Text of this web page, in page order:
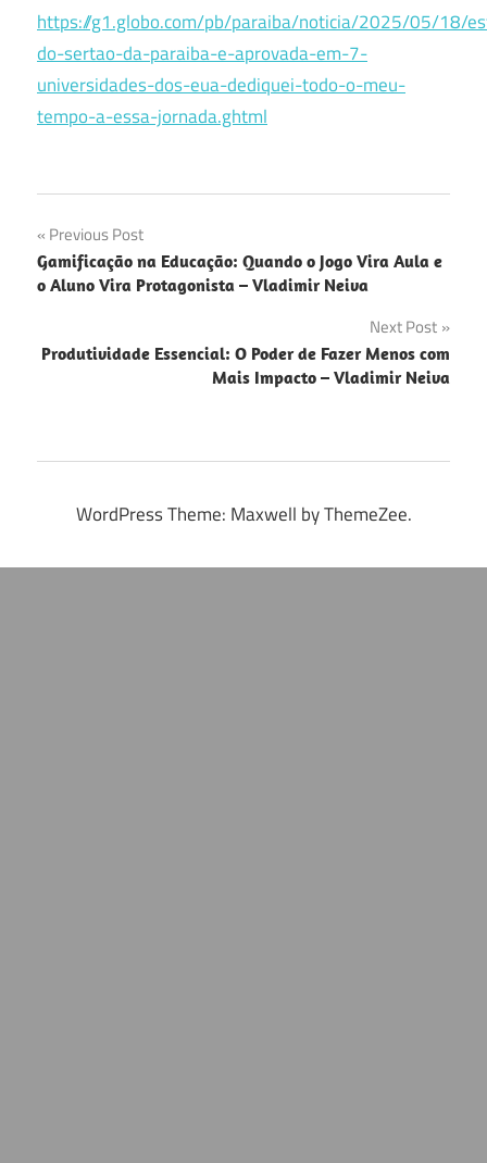
https://g1.globo.com/pb/paraiba/noticia/2025/05/18/
do-sertao-da-paraiba-e-aprovada-em-7-
universidades-dos-eua-dediquei-todo-o-meu-
tempo-a-essa-jornada.ghtml
Navegação
de
Previous Post
Gamificação na Educação: Quando o Jogo Vira Aula e
o Aluno Vira Protagonista – Vladimir Neiva
Next Post
Produtividade Essencial: O Poder de Fazer Menos com
Mais Impacto – Vladimir Neiva
WordPress Theme: Maxwell by ThemeZee.